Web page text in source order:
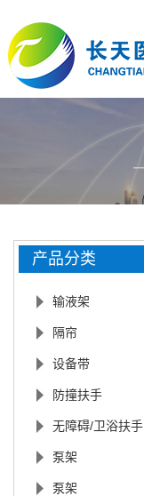
产品分类
输液架
隔帘
设备带
防撞扶手
无障碍/卫浴扶手
泵架
泵架